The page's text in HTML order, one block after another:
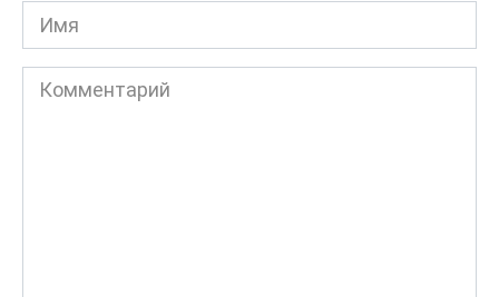
Имя
Комментарий